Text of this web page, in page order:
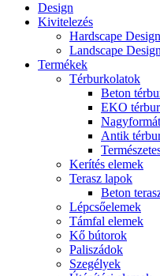
Design
Kivitelezés
Hardscape Design
Landscape Design
Termékek
Térburkolatok
Beton
EKO
Antik
Kerítés elemek
Terasz lapok
Beton
Lépcsőelemek
Támfal elemek
Kő bútorok
Paliszádok
Szegélyek